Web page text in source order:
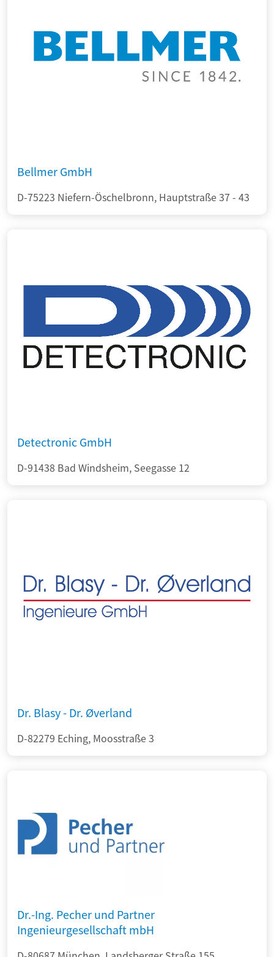
Bellmer GmbH
D-75223 Niefern-Öschelbronn, Hauptstraße 37 - 43
Detectronic GmbH
D-91438 Bad Windsheim, Seegasse 12
Dr. Blasy - Dr. Øverland
D-82279 Eching, Moosstraße 3
Dr.-Ing. Pecher und Partner
Ingenieurgesellschaft mbH